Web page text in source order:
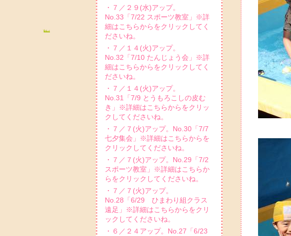
・７／２９(水)アップ。
No.33「7/22 スポーツ教室」※詳
細はこちらからをクリックしてく
ださいね。
・７／１４(火)アップ。
No.32「7/10 たんじょう会」※詳
細はこちらからをクリックしてく
ださいね。
・７／１４(火)アップ。
No.31「7/9 とうもろこしの皮む
き」※詳細はこちらからをクリッ
クしてくださいね。
・７／７(火)アップ。No.30「7/7
七夕集会」※詳細はこちらからを
クリックしてくださいね。
・７／７(火)アップ。No.29「7/2
スポーツ教室」※詳細はこちらか
らをクリックしてくださいね。
・７／７(火)アップ。
No.28「6/29 ひまわり組クラス
遠足」※詳細はこちらからをクリ
ックしてくださいね。
・６／２４アップ。No.27「6/23